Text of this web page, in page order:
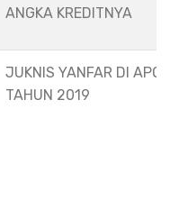
ANGKA KREDITNYA
JUKNIS YANFAR DI
TAHUN 2019